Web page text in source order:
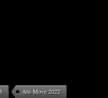
Abi-Move 2022